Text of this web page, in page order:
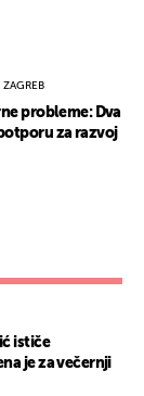
ZAGREB
probleme: Dva
za razvoj
ističe
je za večernji